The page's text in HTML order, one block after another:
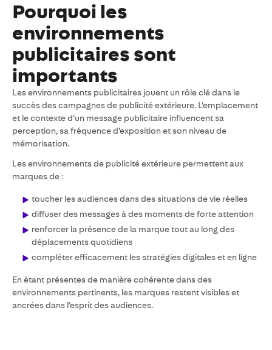
Pourquoi les
environnements
publicitaires sont
importants
Les environnements publicitaires jouent un rôle clé dans le
succès des campagnes de publicité extérieure. L’emplacement
et le contexte d’un message publicitaire influencent sa
perception, sa fréquence d’exposition et son niveau de
mémorisation.
Les environnements de publicité extérieure permettent aux
marques de :
toucher les audiences dans des situations de vie réelles
diffuser des messages à des moments de forte attention
renforcer la présence de la marque tout au long des
déplacements quotidiens
compléter efficacement les stratégies digitales et en ligne
En étant présentes de manière cohérente dans des
environnements pertinents, les marques restent visibles et
ancrées dans l’esprit des audiences.